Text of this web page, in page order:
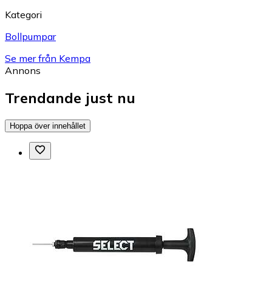
Kategori
Bollpumpar
Se mer från Kempa
Annons
Trendande just nu
Hoppa över innehållet